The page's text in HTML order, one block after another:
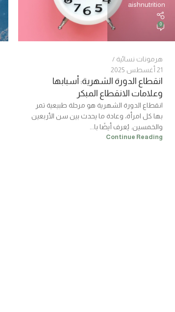
aishnutrition
0
هرمونات نسائية
21 أغسطس 2025
انقطاع الدورة الشهرية: أسبابها
وعلامات الانقطاع المبكر
انقطاع الدورة الشهرية هو مرحلة طبيعية تمر
بها كل امرأة، وعادة ما يحدث بين سن الأربعين
والخمسين. يُعرف أيضًا با...
Continue Reading